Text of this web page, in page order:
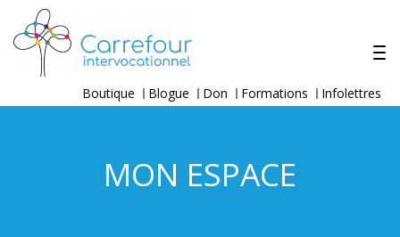
Boutique Blogue Don Formations Infolettres
MON ESPACE